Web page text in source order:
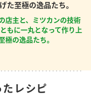
た至極の逸品たち。
店主と、ミツカンの技術
もに一丸となって作り上
極の逸品たち。
レシピ